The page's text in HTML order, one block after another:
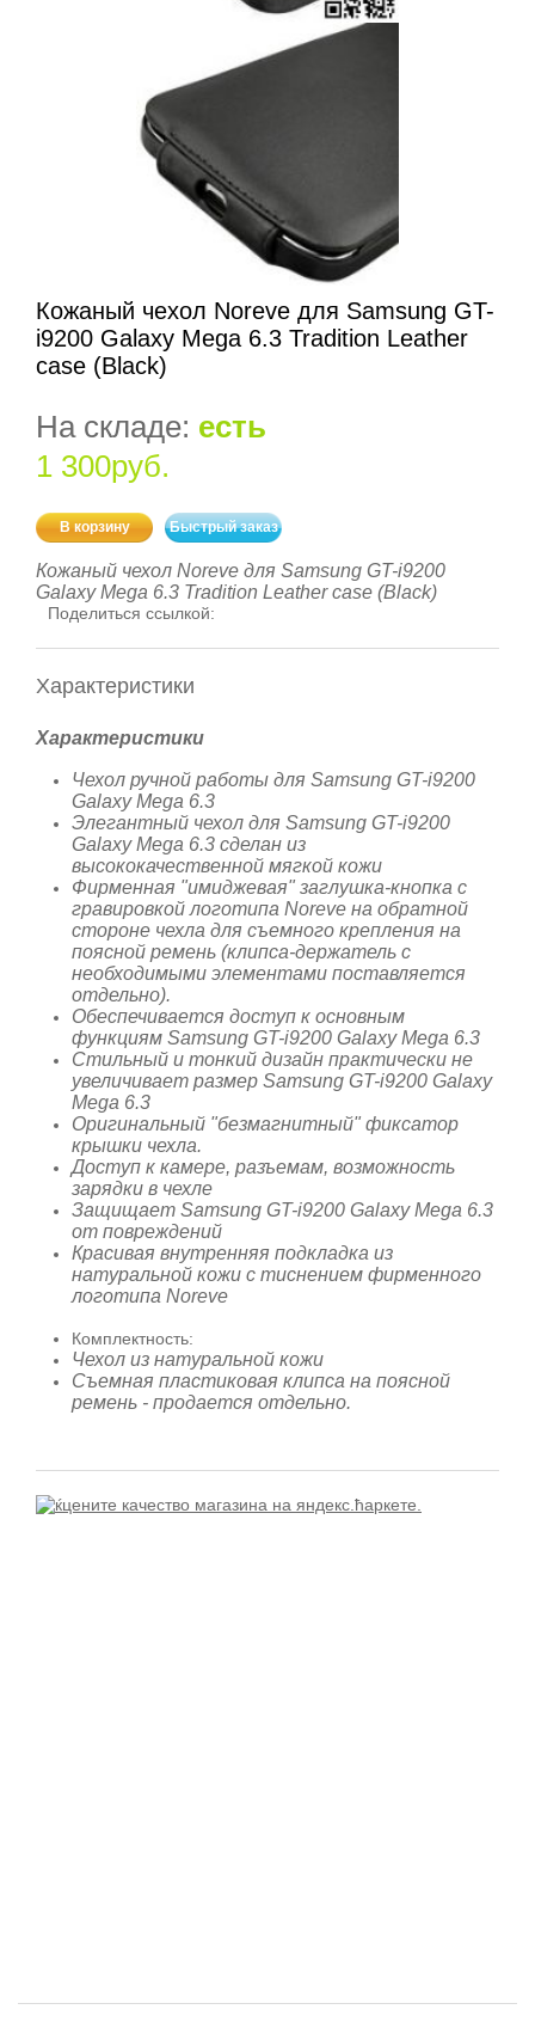
Кожаный чехол Noreve для Samsung GT-
i9200 Galaxy Mega 6.3 Tradition Leather
case (Black)
На складе: есть
1 300руб.
В корзину Быстрый заказ
Кожаный чехол Noreve для Samsung GT-i9200
Galaxy Mega 6.3 Tradition Leather case (Black)
Поделиться ссылкой:
Характеристики
Характеристики
Чехол ручной работы для Samsung GT-i9200
Galaxy Mega 6.3
Элегантный чехол для Samsung GT-i9200
Galaxy Mega 6.3 сделан из
высококачественной мягкой кожи
Фирменная "имиджевая" заглушка-кнопка с
гравировкой логотипа Norevе на обратной
стороне чехла для съемного крепления на
поясной ремень (клипса-держатель с
необходимыми элементами поставляется
отдельно).
Обеспечивается доступ к основным
функциям Samsung GT-i9200 Galaxy Mega 6.3
Стильный и тонкий дизайн практически не
увеличивает размер Samsung GT-i9200 Galaxy
Mega 6.3
Оригинальный "безмагнитный" фиксатор
крышки чехла.
Доступ к камере, разъемам, возможность
зарядки в чехле
Защищает Samsung GT-i9200 Galaxy Mega 6.3
от повреждений
Красивая внутренняя подкладка из
натуральной кожи с тиснением фирменного
логотипа Noreve
Комплектность:
Чехол из натуральной кожи
Съемная пластиковая клипса на поясной
ремень - продается отдельно.